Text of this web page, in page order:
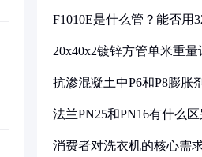
F1010E是什么管？能否用
20x40x2镀锌方管单米重
抗渗混凝土中P6和P8膨胀
法兰PN25和PN16有什么区
消费者对洗衣机的核心需